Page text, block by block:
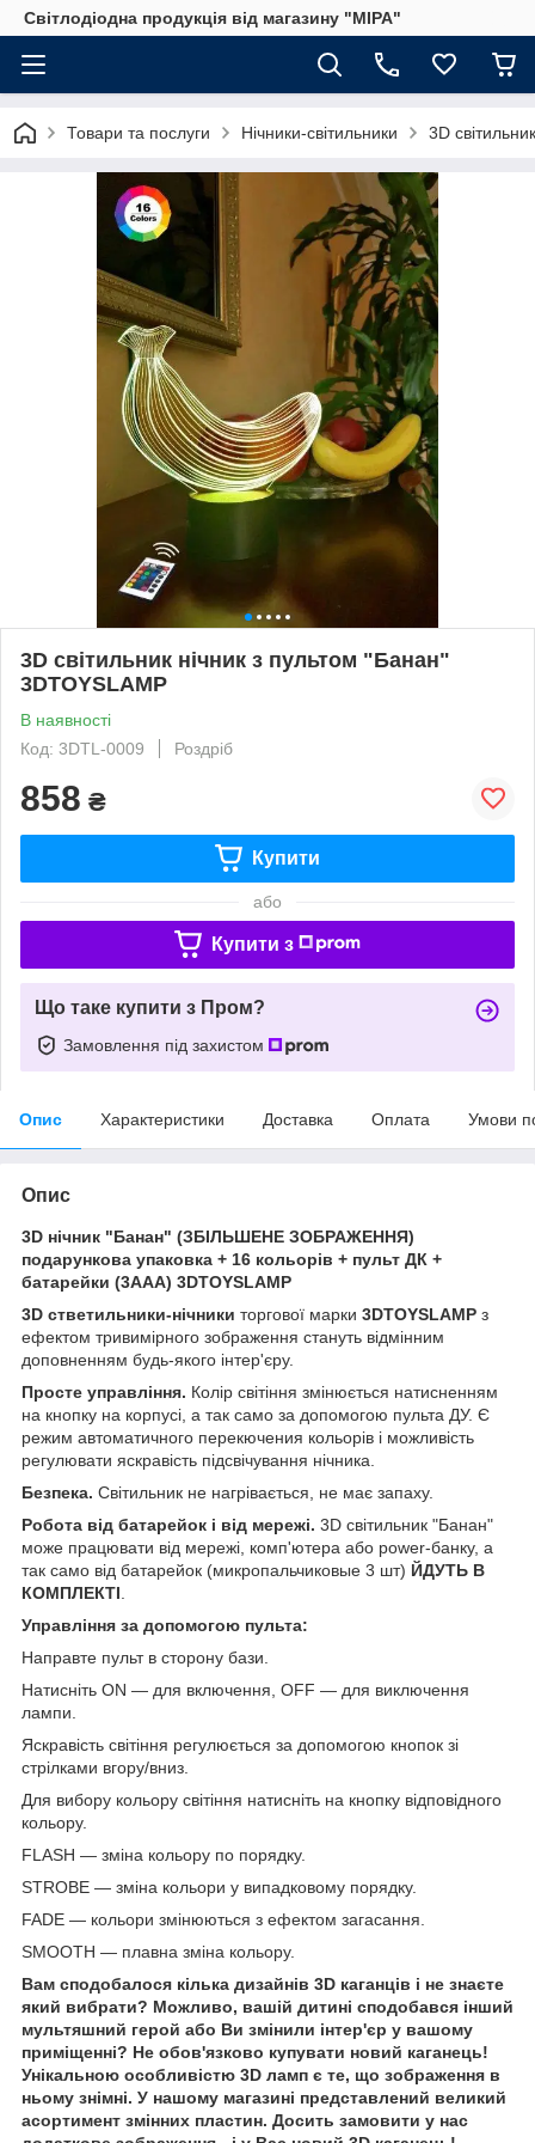
Світлодіодна продукція від магазину "МІРА"
Товари та послуги Нічники-світильники 3D
3D світильник нічник з пультом "Банан"
3DTOYSLAMP
В наявності
Код: 3DTL-0009
Роздріб
858 ₴
Купити
або
Купити з
Що таке купити з Пром?
Замовлення під захистом
Опис Характеристики Доставка Оплата Умови
Опис
3D нічник "Банан" (ЗБІЛЬШЕНЕ ЗОБРАЖЕННЯ)
подарункова упаковка + 16 кольорів + пульт ДК +
батарейки (3ААА) 3DTOYSLAMP
3D стветильники-нічники торгової марки 3DTOYSLAMP з
ефектом тривимірного зображення стануть відмінним
доповненням будь-якого інтер'єру.
Просте управління. Колір світіння змінюється натисненням
на кнопку на корпусі, а так само за допомогою пульта ДУ. Є
режим автоматичного перекючения кольорів і можливість
регулювати яскравість підсвічування нічника.
Безпека. Світильник не нагрівається, не має запаху.
Робота від батарейок і від мережі. 3D світильник "Банан"
може працювати від мережі, комп'ютера або power-банку, а
так само від батарейок (микропальчиковые 3 шт) ЙДУТЬ В
КОМПЛЕКТІ
Управління за допомогою пульта:
Направте пульт в сторону бази.
Натисніть ON — для включення, OFF — для виключення
лампи.
Яскравість світіння регулюється за допомогою кнопок зі
стрілками вгору/вниз.
Для вибору кольору світіння натисніть на кнопку відповідного
кольору.
FLASH — зміна кольору по порядку.
STROBE — зміна кольори у випадковому порядку.
FADE — кольори змінюються з ефектом загасання.
SMOOTH — плавна зміна кольору.
Вам сподобалося кілька дизайнів 3D каганців і не знаєте
який вибрати? Можливо, вашій дитині сподобався інший
мультяшний герой або Ви змінили інтер'єр у вашому
приміщенні? Не обов'язково купувати новий каганець!
Унікальною особливістю 3D ламп є те, що зображення в
ньому знімні. У нашому магазині представлений великий
асортимент змінних пластин. Досить замовити у нас